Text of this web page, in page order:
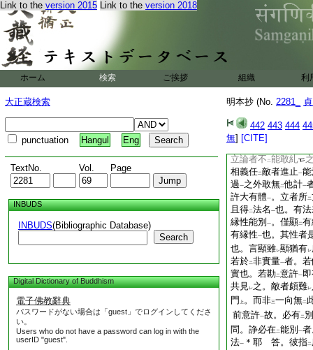
Link to the version 2015 Link to the version 2018
ホーム 検索 ご挨拶 組織 利
大正蔵検索
punctuation Hangul Eng
TextNo. Vol. Page
INBUDS
INBUDS(Bibliographic Database)
Search
Digital Dictionary of Buddhism
電子佛教辭典
パスワードがない場合は「guest」でログインしてくださ
い。
Users who do not have a password can log in with the
userID "guest".
明本抄 (No. 2281_
442 443 444
無] [CITE]
故。以
一分相
。作 クリ 成 爲
レ體大有性也
義 。非
離實大有性也。敵
勘
此失
之時。立
同異性能同品也者
責二立者一 可レ云。汝
力
一見レ之未 悟 其體
究
立論者不 二能敢糺
相義任二敵者進止一
過一之外敢無二他計一
許大有體一。立者所二
且得二法名 一也。有
縁性能別 一。僅顯二
有縁性一也。其性者
也。言顯雖レ顯猶有レ
若於二非實量一者。
實也。若勘二意許一
共見レ之。敵者頗難レ
門
上 。而非三一向無二
前意許一故。必有二
問。諍必在二能別 一
法一 ＊耶 答。彼指二